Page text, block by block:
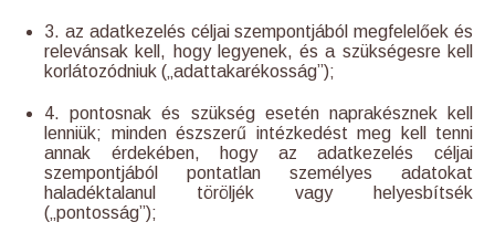
3. az adatkezelés céljai szempontjából megfelelőek és
relevánsak kell, hogy legyenek, és a szükségesre kell
korlátozódniuk („adattakarékosság”);
4. pontosnak és szükség esetén naprakésznek kell
lenniük; minden észszerű intézkedést meg kell tenni
annak érdekében, hogy az adatkezelés céljai
szempontjából pontatlan személyes adatokat
haladéktalanul töröljék vagy helyesbítsék
(„pontosság”);